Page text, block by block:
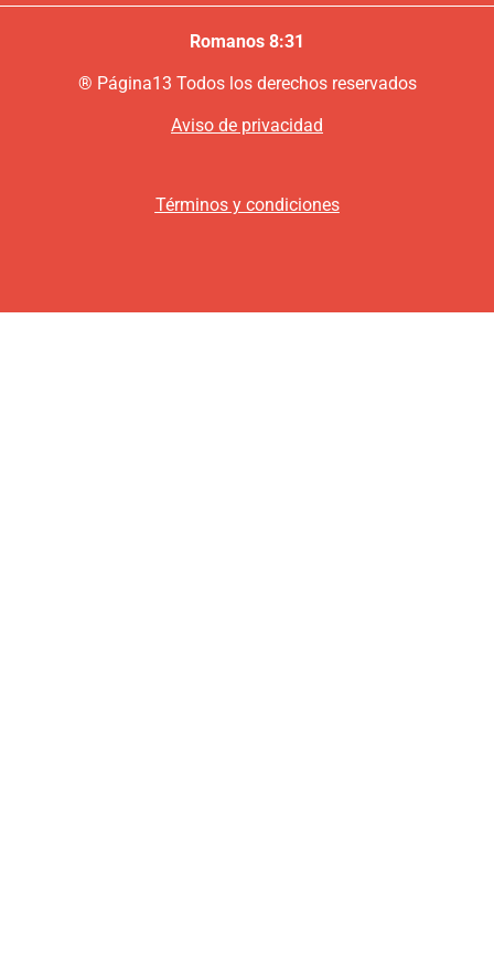
Romanos 8:31
® Página13 Todos los derechos reservados
Aviso de privacidad
Términos y condiciones